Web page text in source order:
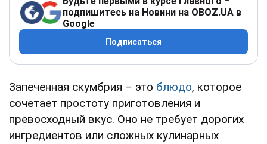
подпишитесь на Новини на OBOZ.UA в
Google
Подписаться
Запеченная скумбрия – это блюдо, которое
сочетает простоту приготовления и
превосходный вкус. Оно не требует дорогих
ингредиентов или сложных кулинарных